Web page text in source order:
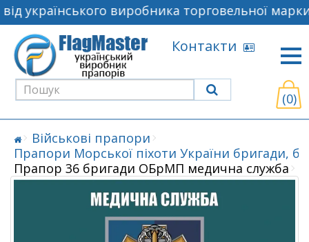
українського виробника торговельної
Контакти
(0)
Військові прапори
Прапори Морської піхоти України бригади,
Прапор 36 бригади ОБрМП медична служба